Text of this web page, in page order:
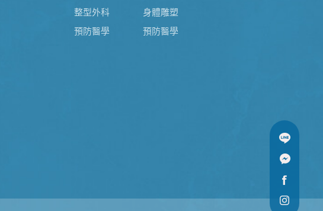
整型外科
預防醫學
身體雕塑
預防醫學